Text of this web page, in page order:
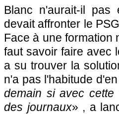
Blanc n'aurait-il pas
devait affronter le
Face à une formation
faut savoir faire avec
a su trouver la
n'a pas l'habitude
demain si avec
des journaux» , a